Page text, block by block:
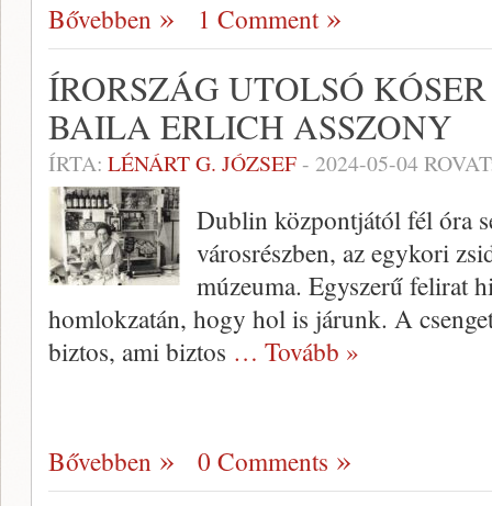
Bővebben 1 Comment
ÍRORSZÁG UTOLSÓ
BAILA ERLICH ASSZONY
ÍRTA: LÉNÁRT G. JÓZSEF- 2024-05-04
Dublin központjától fél óra
városrészben, az egykori
múzeuma. Egyszerű felirat
homlokzatán, hogy hol is járunk. A
biztos, ami biztos … Tovább »
Bővebben 0 Comments